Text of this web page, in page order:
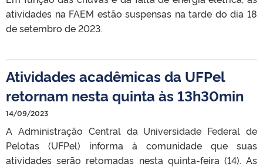
atividades na FAEM estão suspensas na tarde do dia 18
de setembro de 2023.
Atividades acadêmicas da UFPel
retornam nesta quinta às 13h30min
14/09/2023
A Administração Central da Universidade Federal de
Pelotas (UFPel) informa à comunidade que suas
atividades serão retomadas nesta quinta-feira (14). As